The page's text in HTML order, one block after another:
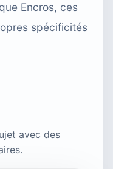
Encros, ces
spécificités
avec des